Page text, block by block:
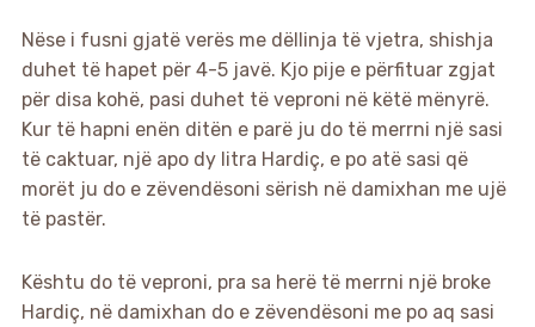
Nëse i fusni gjatë verës me dëllinja të vjetra, shishja
duhet të hapet për 4-5 javë. Kjo pije e përfituar zgjat
për disa kohë, pasi duhet të veproni në këtë mënyrë.
Kur të hapni enën ditën e parë ju do të merrni një sasi
të caktuar, një apo dy litra Hardiç, e po atë sasi që
morët ju do e zëvendësoni sërish në damixhan me ujë
të pastër.
Kështu do të veproni, pra sa herë të merrni një broke
Hardiç, në damixhan do e zëvendësoni me po aq sasi